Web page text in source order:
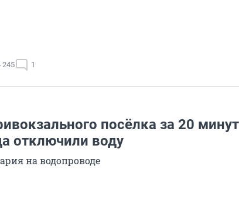
245 1
посёлка за 20 минут
отключили воду
на водопроводе